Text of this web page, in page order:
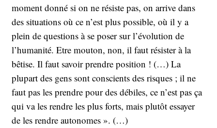
moment donné si on ne résiste pas, on arrive dans
des situations où ce n’est plus possible, où il y a
plein de questions à se poser sur l’évolution de
l’humanité. Etre mouton, non, il faut résister à la
bêtise. Il faut savoir prendre position ! (…) La
plupart des gens sont conscients des risques ; il ne
faut pas les prendre pour des débiles, ce n’est pas ça
qui va les rendre les plus forts, mais plutôt essayer
de les rendre autonomes ». (…)